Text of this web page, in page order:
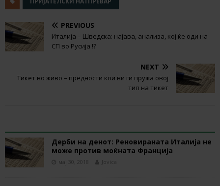
PREVIOUS
Италија – Шведска: најава, анализа, кој ќе оди на
СП во Русија !?
NEXT
Тикет во живо – предности кои ви ги пружа овој
тип на тикет
Дерби на денот: Реновираната Италија не
може против моќната Франција
мај 30, 2018 Jovica